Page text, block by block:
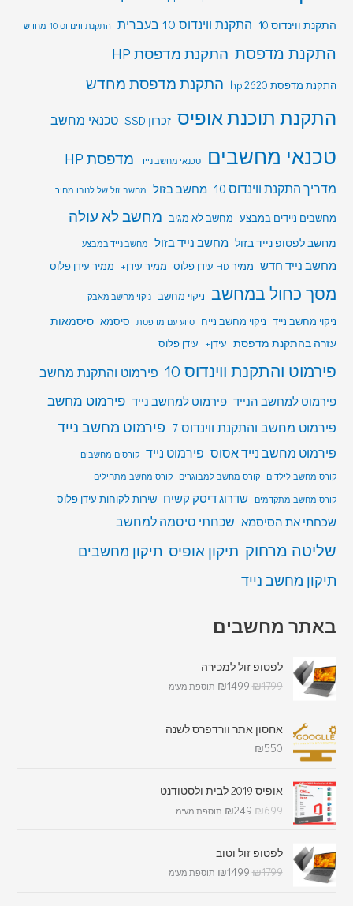
התקנת ווינדוס 10 התקנת ווינדוס 10 בעברית התקנת ווינדוס 10 מחדש
התקנת מדפסת התקנת מדפסת HP
התקנת מדפסת hp 2620 התקנת מדפסת מחדש
התקנת תוכנת אופיס זכרון SSD טכנאי מחשב
טכנאי מחשבים טכנאי מחשב נייד מדפסת HP
מדריך התקנת ווינדוס 10 מחשב בזול מחשב זול של לנובו מחיר
מחשבים ניידים במבצע מחשב לא מגיב מחשב לא עולה
מחשב לפטופ נייד בזול מחשב נייד בזול מחשב נייד במבצע
מחשב נייד חדש ממיר HD עידן פלוס ממיר עידן+ ממיר עידן פלוס
מסך כחול במחשב ניקוי מחשב ניקוי מחשב מאבק
ניקוי מחשב נייד ניקוי מחשב נייח סיוע עם מדפסת סיסמא סיסמאות
עזרה בהתקנת מדפסת עידן+ עידן פלוס
פירמוט והתקנת ווינדוס 10 פירמוט והתקנת מחשב
פירמוט למחשב הנייד פירמוט למחשב נייד פירמוט מחשב
פירמוט מחשב והתקנת ווינדוס 7
פירמוט מחשב נייד
פירמוט מחשב נייד אסוס פירמוט נייד קורסים מחשבים
קורס מחשב לילדים
קורס מחשב למבוגרים
קורס מחשב מתחילים
קורס מחשב מתקדמים
שדרוג דיסק קשיח שירות לקוחות עידן פלוס
שכחתי את הסיסמא שכחתי סיסמה למחשב
שליטה מרחוק תיקון אופיס תיקון מחשבים
תיקון מחשב נייד
באתר מחשבים
לפטופ זול למכירה
₪1799
₪1499 תוספת מע"מ
אחסון אתר וורדפרס לשנה
₪550
אופיס 2019 לבית ולסטודנט
₪699
₪249 תוספת מע"מ
לפטופ זול וטוב
₪1799
₪1499 תוספת מע"מ